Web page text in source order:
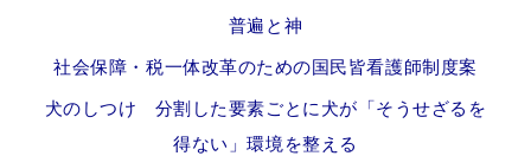
普遍と神
社会保障・税一体改革のための国民皆看護師制度案
犬のしつけ 分割した要素ごとに犬が「そうせざるを
得ない」環境を整える